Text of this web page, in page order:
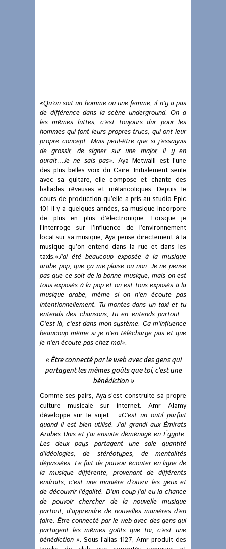
«Qu’on soit un homme ou une femme, il n’y a pas
de différence dans la scène underground. On a
les mêmes luttes, c’est toujours dur pour les
hommes qui font leurs propres trucs, qui ont leur
propre concept. Mais peut-être que si j’essayais
de grossir, de signer sur une major, il y en
aurait…Je ne sais pas». Aya Metwalli est l’une
des plus belles voix du Caire. Initialement seule
avec sa guitare, elle compose et chante des
ballades rêveuses et mélancoliques. Depuis le
cours de production qu’elle a pris au studio Epic
101 il y a quelques années, sa musique incorpore
de plus en plus d’électronique. Lorsque je
l’interroge sur l’influence de l’environnement
local sur sa musique, Aya pense directement à la
musique qu’on entend dans la rue et dans les
taxis.«J’ai été beaucoup exposée à la musique
arabe pop, que ça me plaise ou non. Je ne pense
pas que ce soit de la bonne musique, mais on est
tous exposés à la pop et on est tous exposés à la
musique arabe, même si on n’en écoute pas
intentionnellement. Tu montes dans un taxi et tu
entends des chansons, tu en entends partout…
C’est là, c’est dans mon système. Ça m’influence
beaucoup même si je n’en télécharge pas et que
je n’en écoute pas chez moi».
« Être connecté par le web avec des gens qui
partagent les mêmes goûts que toi, c’est une
bénédiction »
Comme ses pairs, Aya s’est construite sa propre
culture musicale sur internet. Amr Alamy
développe sur le sujet : «C’est un outil parfait
quand il est bien utilisé. J’ai grandi aux Émirats
Arabes Unis et j’ai ensuite déménagé en Égypte.
Les deux pays partagent une sale quantité
d’idéologies, de stéréotypes, de mentalités
dépassées. Le fait de pouvoir écouter en ligne de
la musique différente, provenant de différents
endroits, c’est une manière d’ouvrir les yeux et
de découvrir l’égalité. D’un coup j’ai eu la chance
de pouvoir chercher de la nouvelle musique
partout, d’apprendre de nouvelles manières d’en
faire. Être connecté par le web avec des gens qui
partagent les mêmes goûts que toi, c’est une
bénédiction ». Sous l’alias 1127, Amr produit des